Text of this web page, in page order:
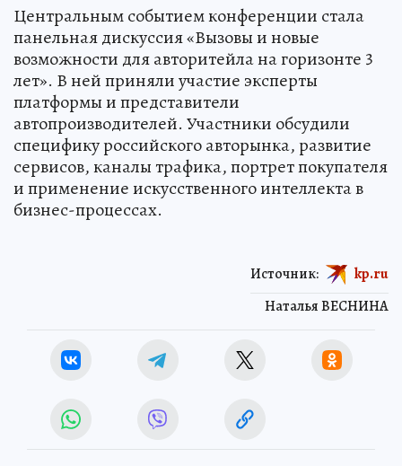
Центральным событием конференции стала
панельная дискуссия «Вызовы и новые
возможности для авторитейла на горизонте 3
лет». В ней приняли участие эксперты
платформы и представители
автопроизводителей. Участники обсудили
специфику российского авторынка, развитие
сервисов, каналы трафика, портрет покупателя
и применение искусственного интеллекта в
бизнес-процессах.
Наталья ВЕСНИНА
Источник: kp.ru